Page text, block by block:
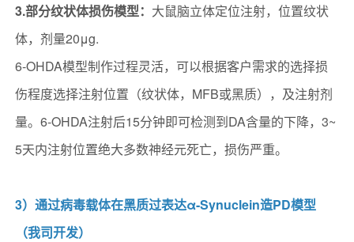
3.部分纹状体损伤模型： 大鼠脑立体定位注射，位置纹状
体，剂量20μg.
6-OHDA模型制作过程灵活，可以根据客户需求的选择损
伤程度选择注射位置（纹状体，MFB或黑质），及注射剂
量。6-OHDA注射后15分钟即可检测到DA含量的下降，3~
5天内注射位置绝大多数神经元死亡，损伤严重。
3）通过病毒载体在黑质过表达α-Synuclein造PD模型
（我司开发）